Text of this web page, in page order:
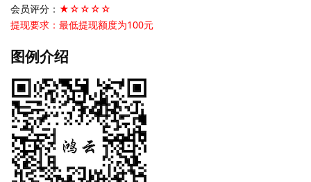
会员评分： ★☆☆☆☆
提现要求：最低提现额度为100元
图例介绍